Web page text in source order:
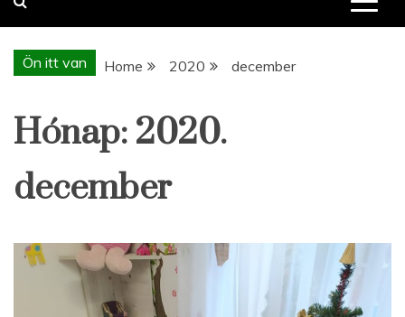
Ön itt van Home 2020 december
Hónap: 2020.
december